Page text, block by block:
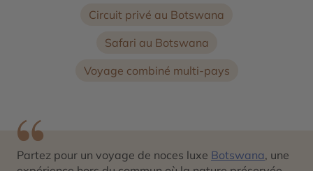
Circuit privé au Botswana
Safari au Botswana
Voyage combiné multi-pays
Partez pour un voyage de noces luxe Botswana, une